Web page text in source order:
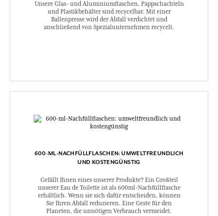
Unsere Glas- und Aluminiumflaschen, Pappschachteln
und Plastikbehälter sind recycelbar. Mit einer
Ballenpresse wird der Abfall verdichtet und
anschließend von Spezialunternehmen recycelt.
600-ML-NACHFÜLLFLASCHEN: UMWELTFREUNDLICH
UND KOSTENGÜNSTIG
Gefällt Ihnen eines unserer Produkte? Ein Großteil
unserer Eau de Toilette ist als 600ml-Nachfüllflasche
erhältlich. Wenn sie sich dafür entscheiden, können
Sie Ihren Abfall reduzieren. Eine Geste für den
Planeten, die unnötigen Verbrauch vermeidet.